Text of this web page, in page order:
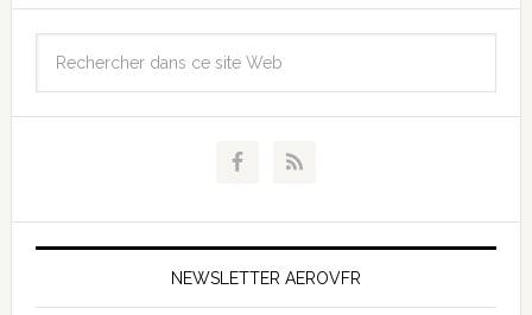
NEWSLETTER AEROVFR